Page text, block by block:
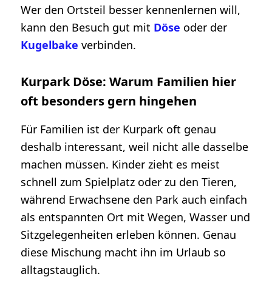
Wer den Ortsteil besser kennenlernen will,
kann den Besuch gut mit Döse oder der
Kugelbake verbinden.
Kurpark Döse: Warum Familien hier
oft besonders gern hingehen
Für Familien ist der Kurpark oft genau
deshalb interessant, weil nicht alle dasselbe
machen müssen. Kinder zieht es meist
schnell zum Spielplatz oder zu den Tieren,
während Erwachsene den Park auch einfach
als entspannten Ort mit Wegen, Wasser und
Sitzgelegenheiten erleben können. Genau
diese Mischung macht ihn im Urlaub so
alltagstauglich.